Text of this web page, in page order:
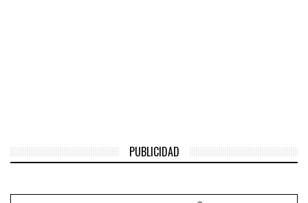
PUBLICIDAD